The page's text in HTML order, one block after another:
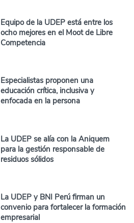
Equipo de la UDEP está entre los
ocho mejores en el Moot de Libre
Competencia
Especialistas proponen una
educación crítica, inclusiva y
enfocada en la persona
La UDEP se alía con la Aniquem
para la gestión responsable de
residuos sólidos
La UDEP y BNI Perú firman un
convenio para fortalecer la formación
empresarial